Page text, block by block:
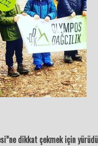
dikkat çekmek için